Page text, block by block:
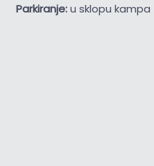
Parkiranje:u sklopu kampa